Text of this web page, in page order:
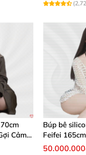
Cảm
Búp bê
Feifei
chân thật